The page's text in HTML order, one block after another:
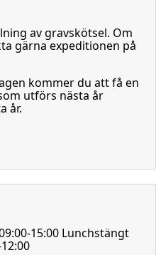
av gravskötsel. Om
gärna expeditionen på
kommer du att få en
utförs nästa år
år.
15:00 Lunchstängt